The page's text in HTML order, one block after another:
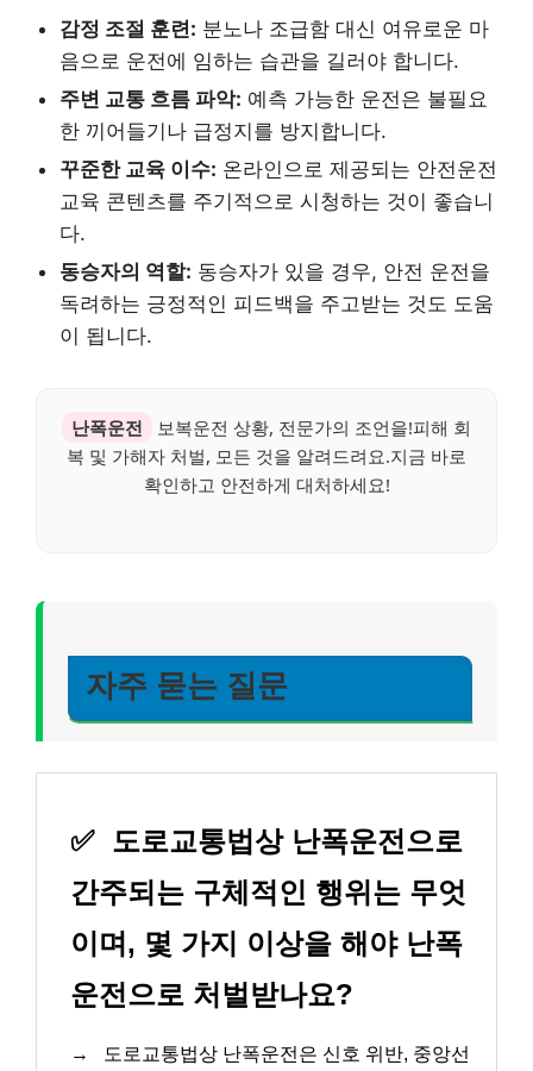
감정 조절 훈련: 분노나 조급함 대신 여유로운 마
음으로 운전에 임하는 습관을 길러야 합니다.
주변 교통 흐름 파악: 예측 가능한 운전은 불필요
한 끼어들기나 급정지를 방지합니다.
꾸준한 교육 이수: 온라인으로 제공되는 안전운전
교육 콘텐츠를 주기적으로 시청하는 것이 좋습니
다.
동승자의 역할: 동승자가 있을 경우, 안전 운전을
독려하는 긍정적인 피드백을 주고받는 것도 도움
이 됩니다.
난폭운전
보복운전 상황, 전문가의 조언을!피해 회
복 및 가해자 처벌, 모든 것을 알려드려요.지금 바로
확인하고 안전하게 대처하세요!
자주 묻는 질문
✅ 도로교통법상 난폭운전으로
간주되는 구체적인 행위는 무엇
이며, 몇 가지 이상을 해야 난폭
운전으로 처벌받나요?
→
도로교통법상 난폭운전은 신호 위반, 중앙선